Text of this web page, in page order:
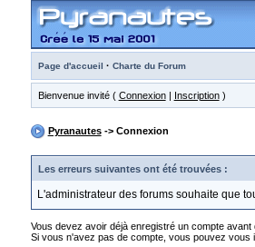
Page d'accueil · Charte du Forum
Bienvenue invité ( Connexion| Inscription)
Pyranautes-> Connexion
Les erreurs suivantes ont été trouvées :
L'administrateur des forums souhaite que
Vous devez avoir déjà enregistré un compte avant
Si vous n'avez pas de compte, vous pouvez vous